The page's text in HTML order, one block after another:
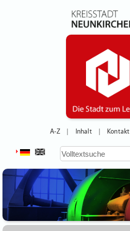
A-Z Inhalt Kontakt